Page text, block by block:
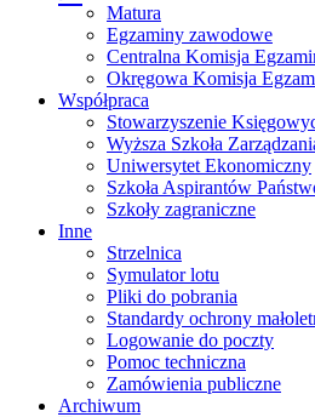
Matura
Egzaminy zawodowe
Centralna Komisja
Okręgowa Komisja
Współpraca
Stowarzyszenie
Wyższa Szkoła
Uniwersytet Ekonomiczny
Szkoła Aspirantów
Szkoły zagraniczne
Inne
Strzelnica
Symulator lotu
Pliki do pobrania
Standardy ochrony
Logowanie do poczty
Pomoc techniczna
Zamówienia publiczne
Archiwum